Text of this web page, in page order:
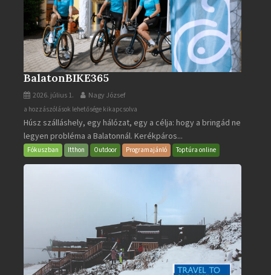
BalatonBIKE365
2026. július 1. Nagy József
BalatonBIKE365
bejegyzéshez
a hozzászólások lehetősége kikapcsolva
Húsz szálláshely, egy hálózat, egy a célja: hogy a bringád ne
legyen probléma a Balatonnál. Kerékpáros...
Fókuszban Itthon Outdoor Programajánló Toptúra online